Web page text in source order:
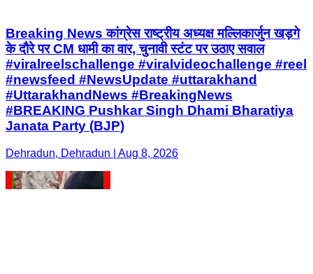
Breaking News कांग्रेस राष्ट्रीय अध्यक्ष मल्लिकार्जुन खड़गे
के दौरे पर CM धामी का वार, चुनावी स्टंट पर उठाए सवाल
#viralreelschallenge #viralvideochallenge #reel
#newsfeed #NewsUpdate #uttarakhand
#UttarakhandNews #BreakingNews
#BREAKING Pushkar Singh Dhami Bharatiya
Janata Party (BJP)
Dehradun, Dehradun | Aug 8, 2026